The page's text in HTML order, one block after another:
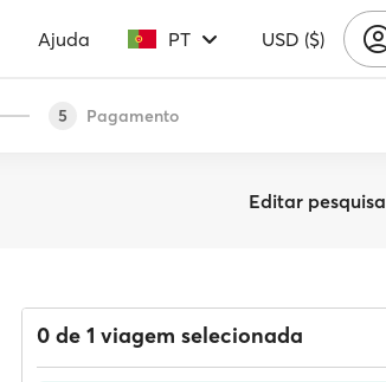
Ajuda PT USD ($)
5 Pagamento
Editar pesquisa
0 de 1 viagem selecionada